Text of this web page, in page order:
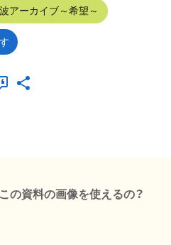
アーカイブ～希望～
の資料の画像を使えるの？